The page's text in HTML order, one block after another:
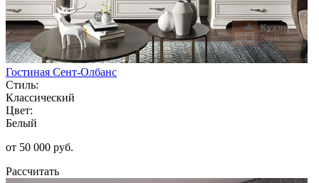
Гостиная Сент-Олбанс
Стиль:
Классический
Цвет:
Белый
от 50 000 руб.
Рассчитать